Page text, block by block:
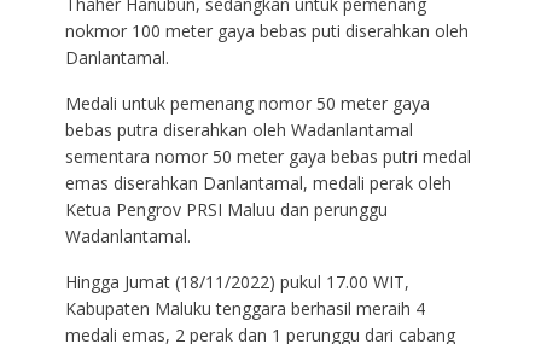
nokmor 100 meter gaya bebas puti diserahkan oleh
Danlantamal.
Medali untuk pemenang nomor 50 meter gaya
bebas putra diserahkan oleh Wadanlantamal
sementara nomor 50 meter gaya bebas putri medal
emas diserahkan Danlantamal, medali perak oleh
Ketua Pengrov PRSI Maluu dan perunggu
Wadanlantamal.
Hingga Jumat (18/11/2022) pukul 17.00 WIT,
Kabupaten Maluku tenggara berhasil meraih 4
medali emas, 2 perak dan 1 perunggu dari cabang